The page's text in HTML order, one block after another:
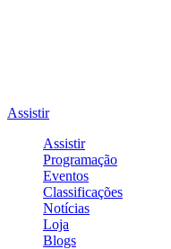
Assistir
Assistir
Programação
Eventos
Classificações
Notícias
Loja
Blogs